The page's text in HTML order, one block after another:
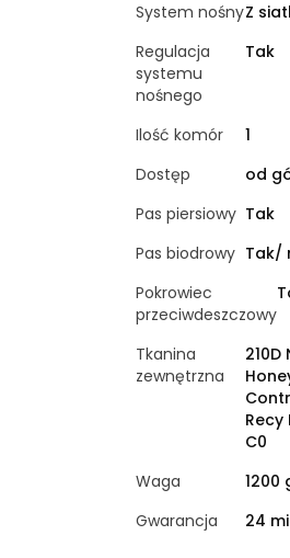
System nośnyZ
Regulacja
systemu
nośnego
Tak
Ilość komór
1
Dostęp
od
Pas piersiowy Tak
Pas biodrowy Tak/
Pokrowiec
przeciwdeszczowy
Tkanina
zewnętrzna
210D
Recy
C0
Waga
1200
Gwarancja
24